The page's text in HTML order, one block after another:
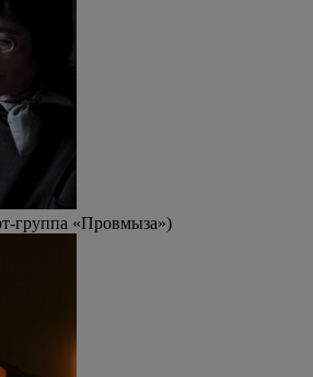
группа «Провмыза»)